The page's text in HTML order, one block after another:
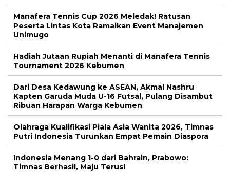
Manafera Tennis Cup 2026 Meledak! Ratusan
Peserta Lintas Kota Ramaikan Event Manajemen
Unimugo
Hadiah Jutaan Rupiah Menanti di Manafera Tennis
Tournament 2026 Kebumen
Dari Desa Kedawung ke ASEAN, Akmal Nashru
Kapten Garuda Muda U-16 Futsal, Pulang Disambut
Ribuan Harapan Warga Kebumen
Olahraga Kualifikasi Piala Asia Wanita 2026, Timnas
Putri Indonesia Turunkan Empat Pemain Diaspora
Indonesia Menang 1-0 dari Bahrain, Prabowo:
Timnas Berhasil, Maju Terus!